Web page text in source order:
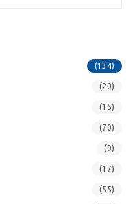
(134)
(20)
(15)
(70)
(9)
(17)
(55)